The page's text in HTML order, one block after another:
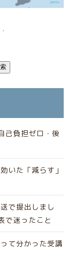
己負担ゼロ・後
いた「減らす」
で提出しまし
で迷ったこと
て分かった受講